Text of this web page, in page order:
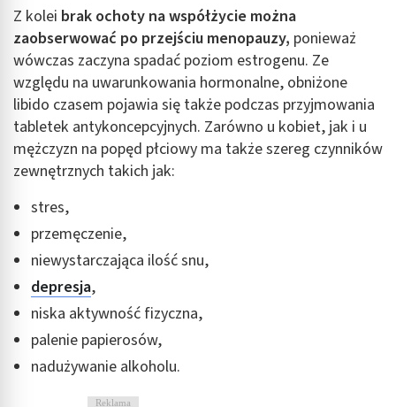
Z kolei brak ochoty na współżycie można
zaobserwować po przejściu menopauzy, ponieważ
wówczas zaczyna spadać poziom estrogenu. Ze
względu na uwarunkowania hormonalne, obniżone
libido czasem pojawia się także podczas przyjmowania
tabletek antykoncepcyjnych. Zarówno u kobiet, jak i u
mężczyzn na popęd płciowy ma także szereg czynników
zewnętrznych takich jak:
stres,
przemęczenie,
niewystarczająca ilość snu,
depresja,
niska aktywność fizyczna,
palenie papierosów,
nadużywanie alkoholu.
Reklama